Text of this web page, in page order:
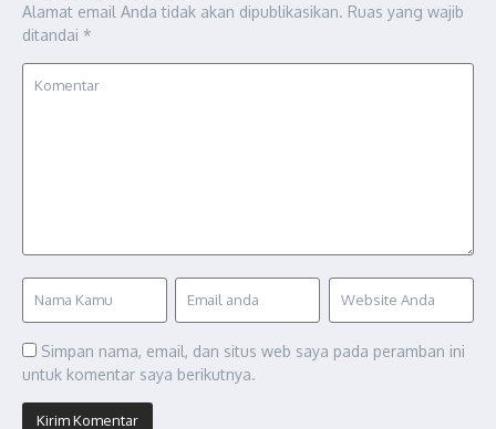
Alamat email Anda tidak akan dipublikasikan. Ruas yang wajib
ditandai *
Simpan nama, email, dan situs web saya pada peramban ini
untuk komentar saya berikutnya.